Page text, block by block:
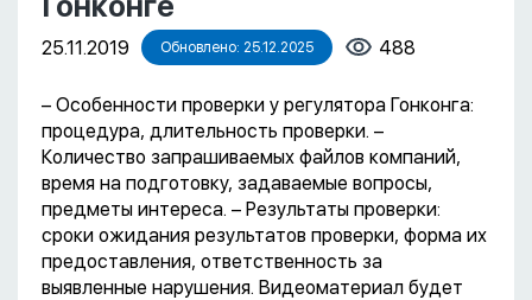
25.11.2019 Обновлено: 25.12.2025 488
– Особенности проверки у регулятора Гонконга:
процедура, длительность проверки. –
Количество запрашиваемых файлов компаний,
время на подготовку, задаваемые вопросы,
предметы интереса. – Результаты проверки:
сроки ожидания результатов проверки, форма их
предоставления, ответственность за
выявленные нарушения. Видеоматериал будет